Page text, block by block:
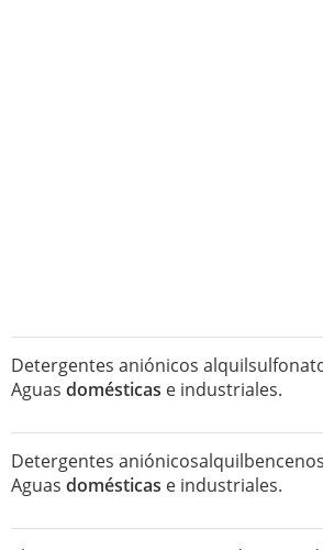
Detergentes aniónicos
Aguas domésticas e industriales.
Detergentes
Aguas domésticas e industriales.